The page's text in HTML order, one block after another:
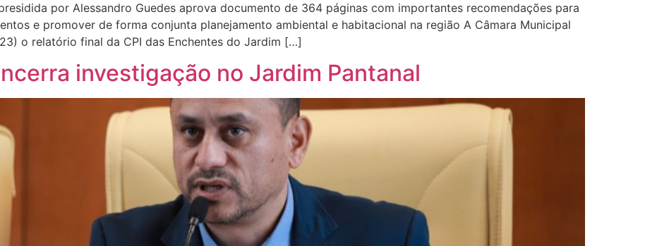
por Alessandro Guedes aprova documento de 364 páginas com importantes recomendações para
e promover de forma conjunta planejamento ambiental e habitacional na região A Câmara Municipal
o relatório final da CPI das Enchentes do Jardim […]
investigação no Jardim Pantanal